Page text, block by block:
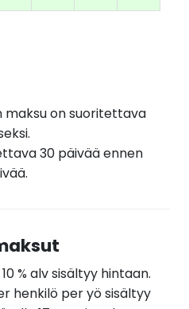
maksu on suoritettava
30 päivää ennen
% alv sisältyy hintaan.
henkilö per yö sisältyy